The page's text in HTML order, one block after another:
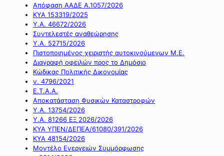
Απόφαση ΑΑΔΕ Α.1057/2026
ΚΥΑ 153319/2025
Υ.Α. 46672/2026
Συντελεστές αναθεώρησης
Υ.Α. 52715/2026
Πιστοποιημένος χειριστής αυτοκινούμενων Μ.Ε.
Διαγραφή οφειλών προς το Δημόσιο
Κώδικας Πολιτικής Δικονομίας
ν. 4796/2021
Ε.Τ.Α.Α.
Αποκατάσταση Φυσικών Καταστροφών
Υ.Α. 13754/2026
Υ.Α. 81266 ΕΞ 2026/2026
ΚΥΑ ΥΠΕΝ/ΔΕΠΕΑ/61080/391/2026
ΚΥΑ 48154/2026
Μοντέλο Ενεργειών Συμμόρφωσης